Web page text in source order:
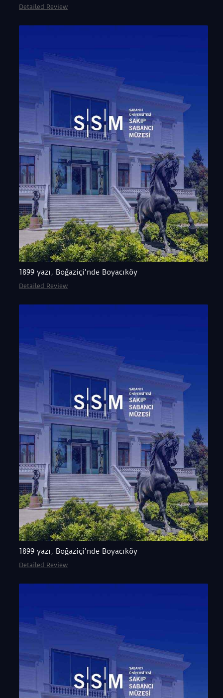
Detailed Review
1899 yazı, Boğaziçi'nde Boyacıköy
Detailed Review
1899 yazı, Boğaziçi'nde Boyacıköy
Detailed Review